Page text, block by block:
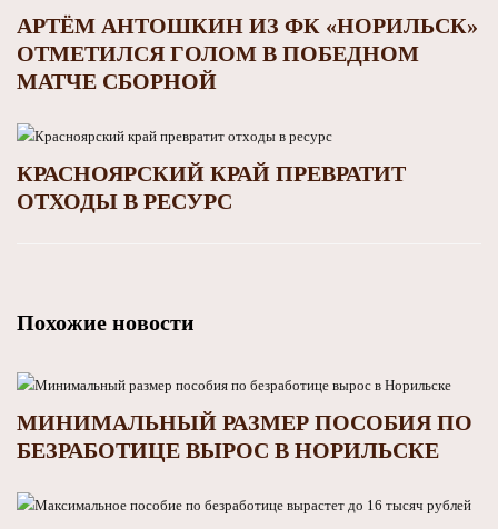
АРТЁМ АНТОШКИН ИЗ ФК «НОРИЛЬСК»
ОТМЕТИЛСЯ ГОЛОМ В ПОБЕДНОМ
МАТЧЕ СБОРНОЙ
КРАСНОЯРСКИЙ КРАЙ ПРЕВРАТИТ
ОТХОДЫ В РЕСУРС
Похожие новости
МИНИМАЛЬНЫЙ РАЗМЕР ПОСОБИЯ ПО
БЕЗРАБОТИЦЕ ВЫРОС В НОРИЛЬСКЕ